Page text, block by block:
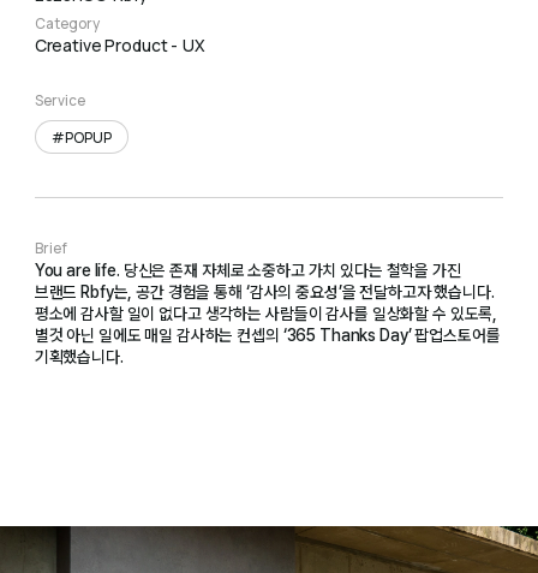
Category
Creative Product UX
Brief
You are life. 당신은 존재 자체로 소중하고 가치 있다는 철학을 가진
브랜드 Rbfy는, 공간 경험을 통해 ‘감사의 중요성’을 전달하고자 했습니다.
평소에 감사할 일이 없다고 생각하는 사람들이 감사를 일상화할 수 있도록,
별것 아닌 일에도 매일 감사하는 컨셉의 ‘365 Thanks Day’ 팝업스토어를
기획했습니다.
Service
#POPUP